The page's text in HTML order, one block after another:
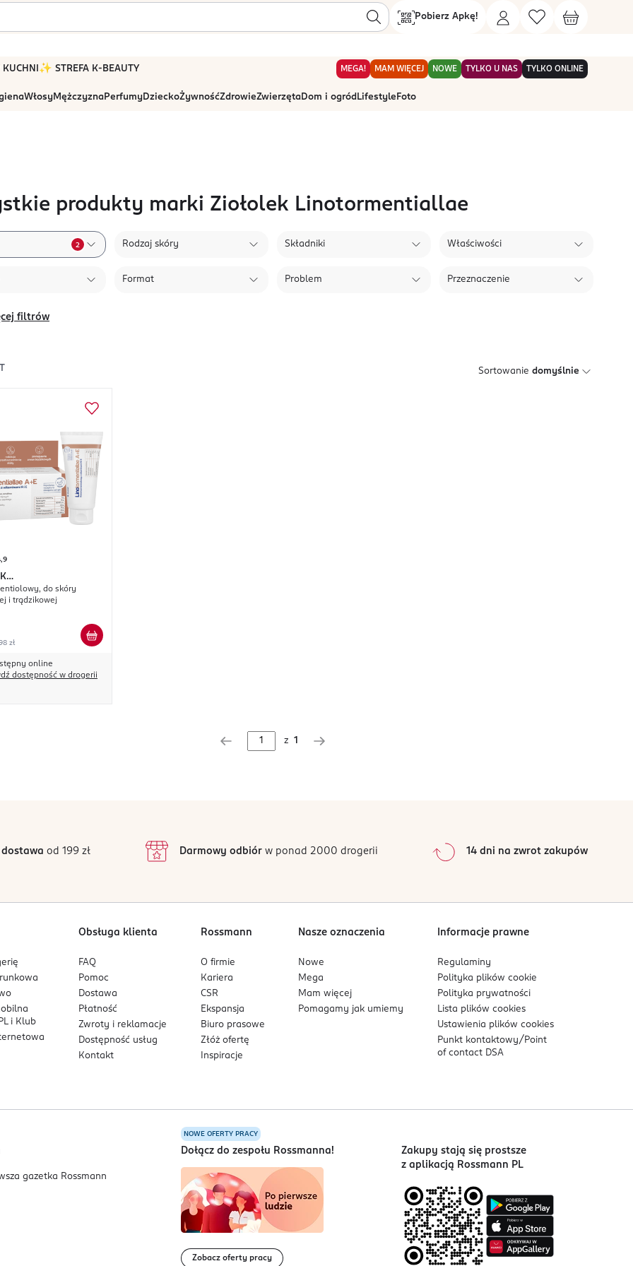
Pobierz Apkę!
KUCHNI ✨ STREFA K-BEAUTY MEGA! MAM WIĘCEJ NOWE TYLKO U NAS TYLKO ONLINE
WłosyMężczyznaPerfumyDzieckoŻywnośćZdrowieZwierzętaDom i ogród Lifestyle Foto
produkty marki Ziołolek Linotormentiallae
2 Rodzaj skóry Składniki Właściwości
Format Problem Przeznaczenie
filtrów
Sortowanie domyślnie
A+E
do skóry
i trądzikowej
zł
online
dostępność w drogerii
z 1
dostawa od 199 zł Darmowy odbiórw ponad 2000 drogerii 14 dni na zwrot zakupów
i Klub
Obsługa klienta
FAQ
Pomoc
Dostawa
Płatność
Zwroty i reklamacje
Dostępność usług
Kontakt
Rossmann
O firmie
Kariera
CSR
Ekspansja
Biuro prasowe
Złóż ofertę
Inspiracje
Nasze oznaczenia
Nowe
Mega
Mam więcej
Pomagamy jak umiemy
Informacje prawne
Regulaminy
Polityka plikówcookie
Polityka prywatności
Lista plikówcookies
Ustawienia plikówcookies
Punkt kontaktowy/ Point
of contact DSA
NOWE OFERTY PRACY
Dołącz do zespołu Rossmanna!
Zobacz oferty pracy
Zakupy stają się prostsze
z aplikacją Rossmann PL